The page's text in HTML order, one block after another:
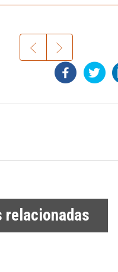
relacionadas